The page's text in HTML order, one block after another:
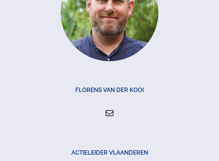
FLORENS VAN DER KOOI
ACTIELEIDER VLAANDEREN